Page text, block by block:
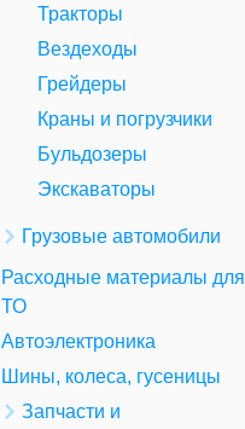
Тракторы
Вездеходы
Грейдеры
Краны и погрузчики
Бульдозеры
Экскаваторы
Грузовые автомобили
Расходные материалы для
ТО
Автоэлектроника
Шины, колеса, гусеницы
Запчасти и